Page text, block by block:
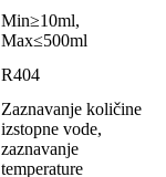
Min≥10ml,
Max≤500ml
R404
Zaznavanje količine
izstopne vode,
zaznavanje
temperature